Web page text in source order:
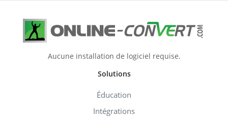
Aucune installation de logiciel requise.
Solutions
Éducation
Intégrations